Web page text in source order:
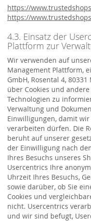
https://
https://
4.3. Einsatz der
Plattform zur
Wir verwenden auf
Management Plattform,
GmbH, Rosental 4,
über Cookies und
Technologien zu
Verwaltung und
Einwilligungen, damit
verarbeiten dürfen. Die
beruht auf unserer
der Einwilligung nach
Ihres Besuchs unseres
Usercentrics Ihre
Uhrzeit Ihres Besuchs,
sowie darüber, ob Sie
Cookies und
nicht. Usercentrics
und wir sind befugt,